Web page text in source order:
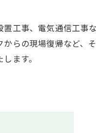
工事、電気通信工事
らの現場復帰など、
ます。